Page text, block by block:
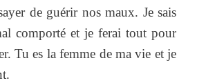
de guérir nos maux. Je sais
comporté et je ferai tout pour
Tu es la femme de ma vie et je